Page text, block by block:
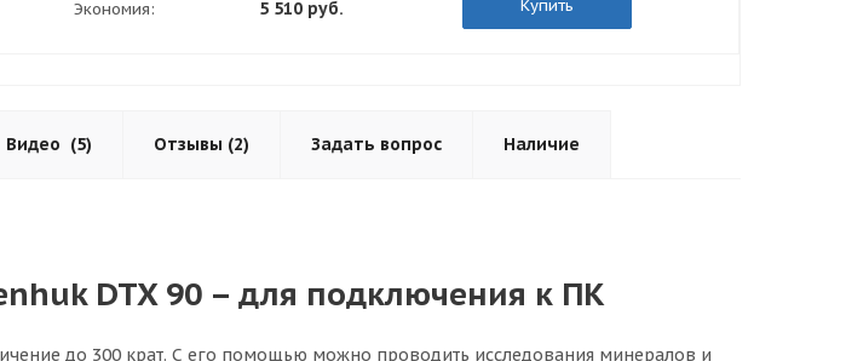
Экономия: 5 510 руб. Купить
Видео (5) Отзывы (2) Задать вопрос Наличие
DTX 90 – для подключения к ПК
до 300 крат. С его помощью можно проводить исследования минералов и